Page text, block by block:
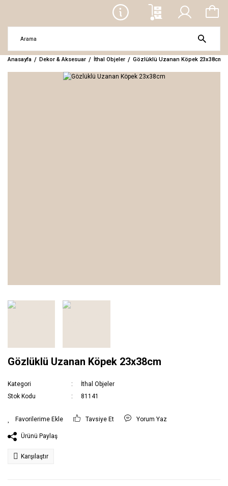
Anasayfa Dekor & Aksesuar İthal Objeler Gözlüklü Uzanan Köpek 23x38cm
Gözlüklü Uzanan Köpek 23x38cm
Kategori
İthal Objeler
Stok Kodu
81141
Tavsiye Et Yorum Yaz
Ürünü Paylaş
Karşılaştır